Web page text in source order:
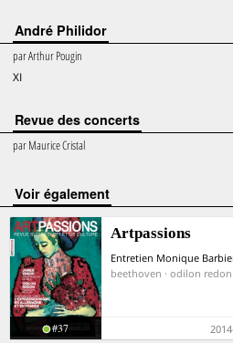
André Philidor
parArthur Pougin
XI
Revue des concerts
parMaurice Cristal
voir également
Artpassions
Entretien Monique
beethoven · odilon
#37